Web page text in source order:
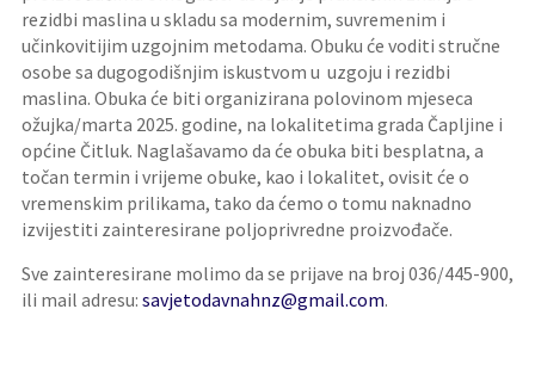
rezidbi maslina u skladu sa modernim, suvremenim i
učinkovitijim uzgojnim metodama. Obuku će voditi stručne
osobe sa dugogodišnjim iskustvom u uzgoju i rezidbi
maslina. Obuka će biti organizirana polovinom mjeseca
ožujka/marta 2025. godine, na lokalitetima grada Čapljine i
općine Čitluk. Naglašavamo da će obuka biti besplatna, a
točan termin i vrijeme obuke, kao i lokalitet, ovisit će o
vremenskim prilikama, tako da ćemo o tomu naknadno
izvijestiti zainteresirane poljoprivredne proizvođače.
Sve zainteresirane molimo da se prijave na broj 036/445-900,
ili mail adresu: savjetodavnahnz@gmail.com.